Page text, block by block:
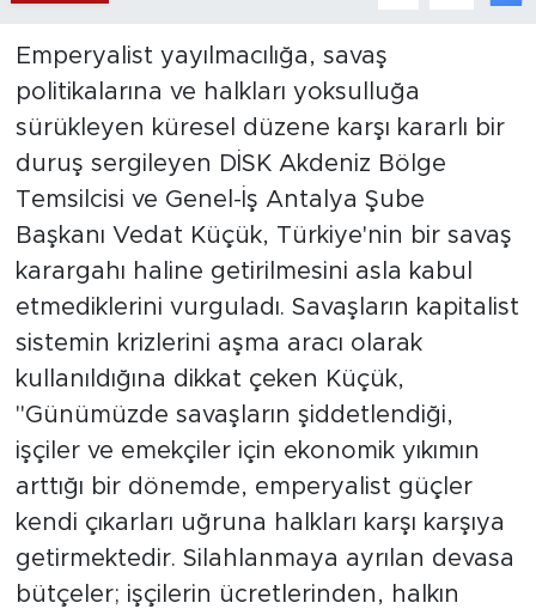
Emperyalist yayılmacılığa, savaş
politikalarına ve halkları yoksulluğa
sürükleyen küresel düzene karşı kararlı bir
duruş sergileyen DİSK Akdeniz Bölge
Temsilcisi ve Genel-İş Antalya Şube
Başkanı Vedat Küçük, Türkiye'nin bir savaş
karargahı haline getirilmesini asla kabul
etmediklerini vurguladı. Savaşların kapitalist
sistemin krizlerini aşma aracı olarak
kullanıldığına dikkat çeken Küçük,
"Günümüzde savaşların şiddetlendiği,
işçiler ve emekçiler için ekonomik yıkımın
arttığı bir dönemde, emperyalist güçler
kendi çıkarları uğruna halkları karşı karşıya
getirmektedir. Silahlanmaya ayrılan devasa
bütçeler; işçilerin ücretlerinden, halkın